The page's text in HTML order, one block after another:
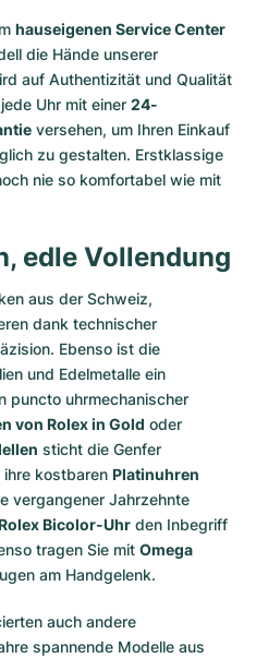
hauseigenen Service Center
die Hände unserer
auf Authentizität und Qualität
Uhr mit einer 24-
versehen, um Ihren Einkauf
zu gestalten. Erstklassige
nie so komfortabel wie mit
edle Vollendung
aus der Schweiz,
dank technischer
Ebenso ist die
und Edelmetalle ein
puncto uhrmechanischer
von Rolex in Gold oder
sticht die Genfer
kostbaren Platinuhren
vergangener Jahrzehnte
Bicolor-Uhr den Inbegriff
tragen Sie mit Omega
am Handgelenk.
auch andere
spannende Modelle aus